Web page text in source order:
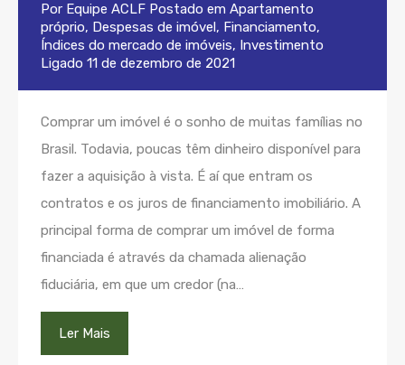
Por Equipe ACLF Postado em Apartamento
próprio, Despesas de imóvel, Financiamento,
Índices do mercado de imóveis, Investimento
Ligado 11 de dezembro de 2021
Comprar um imóvel é o sonho de muitas famílias no
Brasil. Todavia, poucas têm dinheiro disponível para
fazer a aquisição à vista. É aí que entram os
contratos e os juros de financiamento imobiliário. A
principal forma de comprar um imóvel de forma
financiada é através da chamada alienação
fiduciária, em que um credor (na…
Ler Mais